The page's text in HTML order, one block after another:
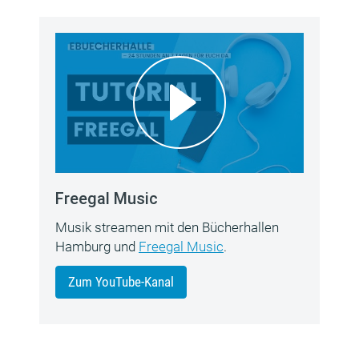
Freegal Music
Musik streamen mit den Bücherhallen
Hamburg und Freegal Music.
Zum YouTube-Kanal